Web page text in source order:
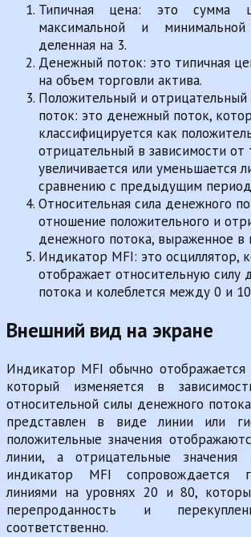
Типичная цена: это сумма
максимальной и
деленная на 3.
Денежный поток: это типичная
на объем торговли актива.
Положительный и
поток: это денежный поток,
классифицируется как
отрицательный в зависимости от
увеличивается или уменьшается
сравнению с предыдущим
Относительная сила денежного
отношение положительного и
денежного потока, выраженное в
Индикатор MFI: это осциллятор,
отображает относительную силу
потока и колеблется между 0 и
Внешний вид на экране
Индикатор MFI обычно
который изменяется в
относительной силы денежного
представлен в виде линии или
положительные значения
линии, а отрицательные
индикатор MFI сопровождается
линиями на уровнях 20 и 80,
перепроданность и
соответственно.